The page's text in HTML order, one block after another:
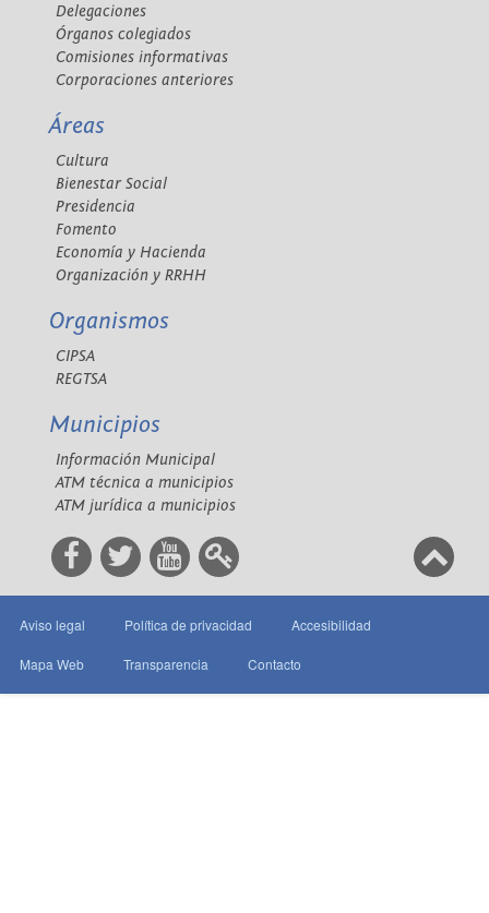
Delegaciones
Órganos colegiados
Comisiones informativas
Corporaciones anteriores
Áreas
Cultura
Bienestar Social
Presidencia
Fomento
Economía y Hacienda
Organización y RRHH
Organismos
CIPSA
REGTSA
Municipios
Información Municipal
ATM técnica a municipios
ATM jurídica a municipios
Aviso legal Política de privacidad Accesibilidad
Mapa Web Transparencia Contacto